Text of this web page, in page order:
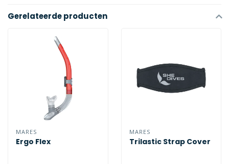
Gerelateerde producten
MARES
Ergo Flex
MARES
Trilastic Strap Cover